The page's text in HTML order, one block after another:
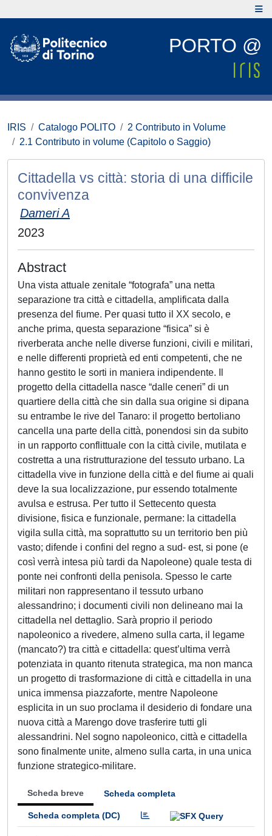
PORTO @
IRIS Catalogo POLITO
2 Contributo in Volume
2.1 Contributo in volume (Capitolo o Saggio)
Cittadella vs città: storia di una difficile
convivenza
Dameri A
2023
Abstract
Una vista attuale zenitale “fotografa” una netta
separazione tra città e cittadella, amplificata dalla
presenza del fiume. Per quasi tutto il XX secolo, e
anche prima, questa separazione “fisica” si è
riverberata anche nelle diverse funzioni, civili e militari,
e nelle differenti proprietà ed enti competenti, che ne
hanno gestito le sorti in maniera indipendente. Il
progetto della cittadella nasce “dalle ceneri” di un
quartiere della città che sin dalla sua origine si dipana
su entrambe le rive del Tanaro: il progetto bertoliano
cancella una parte della città, ponendosi sin da subito
in un rapporto conflittuale con la città civile, mutilata e
costretta a una ristrutturazione del tessuto urbano. La
cittadella vive in funzione della città e del fiume ai quali
deve la sua localizzazione, pur essendo totalmente
avulsa e estrusa. Per tutto il Settecento questa
divisione, fisica e funzionale, permane: la cittadella
vigila sulla città, ma soprattutto su un territorio ben più
vasto; difende i confini del regno a sud- est, si pone (e
così verrà intesa più tardi da Napoleone) quale testa di
ponte nei confronti della penisola. Spesso le carte
militari non rappresentano il tessuto urbano
alessandrino; i documenti civili non delineano mai la
cittadella nel dettaglio. Sarà proprio il periodo
napoleonico a rivedere, almeno sulla carta, il legame
(mancato?) tra città e cittadella: quest’ultima verrà
potenziata in quanto ritenuta strategica, ma non manca
un progetto di trasformazione di città e cittadella in una
unica immensa piazzaforte, mentre Napoleone
esplicita in un suo proclama il desiderio di fondare una
nuova città a Marengo dove trasferire tutti gli
alessandrini. Nel sogno napoleonico, città e cittadella
sono finalmente unite, almeno sulla carta, in una unica
funzione strategico-militare.
Scheda breve Scheda completa
Scheda completa (DC)